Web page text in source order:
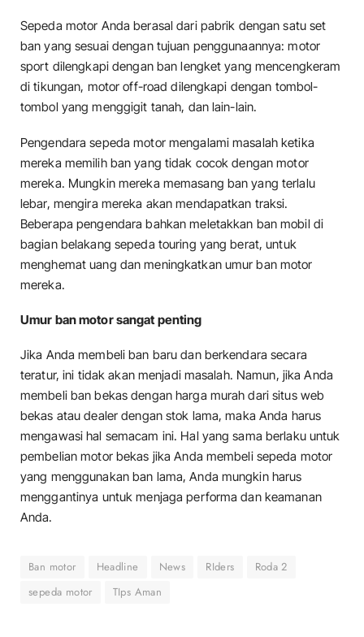
Sepeda motor Anda berasal dari pabrik dengan satu set
ban yang sesuai dengan tujuan penggunaannya: motor
sport dilengkapi dengan ban lengket yang mencengkeram
di tikungan, motor off-road dilengkapi dengan tombol-
tombol yang menggigit tanah, dan lain-lain.
Pengendara sepeda motor mengalami masalah ketika
mereka memilih ban yang tidak cocok dengan motor
mereka. Mungkin mereka memasang ban yang terlalu
lebar, mengira mereka akan mendapatkan traksi.
Beberapa pengendara bahkan meletakkan ban mobil di
bagian belakang sepeda touring yang berat, untuk
menghemat uang dan meningkatkan umur ban motor
mereka.
Umur ban motor sangat penting
Jika Anda membeli ban baru dan berkendara secara
teratur, ini tidak akan menjadi masalah. Namun, jika Anda
membeli ban bekas dengan harga murah dari situs web
bekas atau dealer dengan stok lama, maka Anda harus
mengawasi hal semacam ini. Hal yang sama berlaku untuk
pembelian motor bekas jika Anda membeli sepeda motor
yang menggunakan ban lama, Anda mungkin harus
menggantinya untuk menjaga performa dan keamanan
Anda.
Ban motor Headline News RIders
Roda 2
sepeda motor
TIps Aman